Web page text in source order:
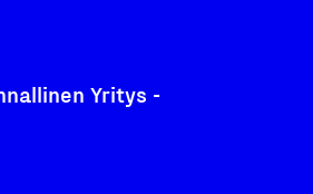
Yritys -